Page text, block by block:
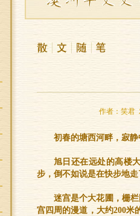
作者：笑君
初春的塘西河畔，寂静
旭日还在远处的高楼
步，倒不如说是在快步地
迷宫是个大花圃，栅
宫四周的漫道，大约200米